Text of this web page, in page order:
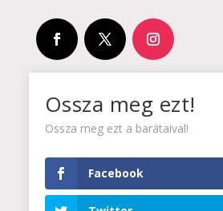
 Címünk:
Partium Ház
 Email:
Ossza meg ezt!
Ossza meg ezt a barátaival!
Facebook